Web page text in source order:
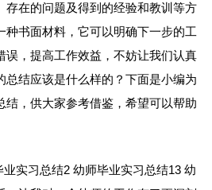
存在的问题及得到的经验和教训等方
种书面材料，它可以明确下一步的工
误，提高工作效益，不妨让我们认真
总结应该是什么样的？下面是小编为
结，供大家参考借鉴，希望可以帮助
业实习总结2 幼师毕业实习总结13 幼